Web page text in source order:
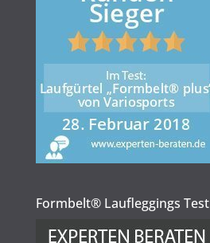
Formbelt® Laufleggings Test